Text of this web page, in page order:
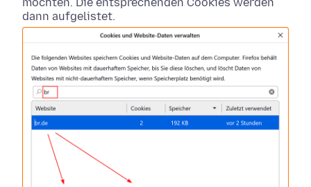
möchten. Die entsprechenden Cookies werden
dann aufgelistet.